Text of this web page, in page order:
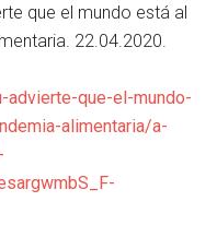
que el mundo está al
22.04.2020.
que-el-mundo-
alimentaria/a-